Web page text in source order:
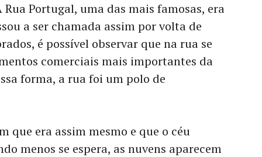
Portugal, uma das mais famosas, era
a ser chamada assim por volta de
é possível observar que na rua se
comerciais mais importantes da
forma, a rua foi um polo de
que era assim mesmo e que o céu
menos se espera, as nuvens aparecem